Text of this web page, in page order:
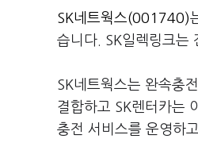
SK네트웍스(001740)
습니다. SK일렉링크는
SK네트웍스는 완속충
결합하고 SK렌터카는
충전 서비스를 운영하